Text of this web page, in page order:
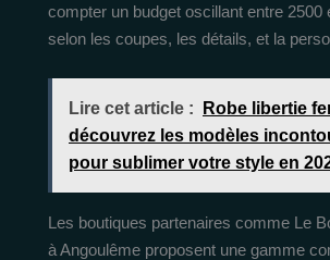
compter un budget oscillant entre 2500
selon les coupes, les détails, et la
Lire cet article :
Robe libertie
découvrez les modèles
pour sublimer votre style en
Les boutiques partenaires comme Le
à Angoulême proposent une gamme